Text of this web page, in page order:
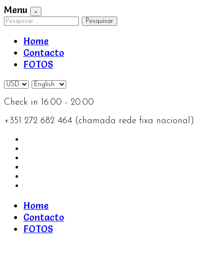
Menu ×
Pesquisar
Home
Contacto
FOTOS
Check in 16:00 - 20:00
+351 272 682 464 (chamada rede fixa nacional)
Home
Contacto
FOTOS